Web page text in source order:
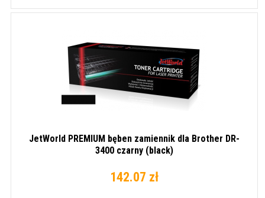
JetWorld PREMIUM bęben zamiennik dla Brother DR-
3400 czarny (black)
142.07 zł